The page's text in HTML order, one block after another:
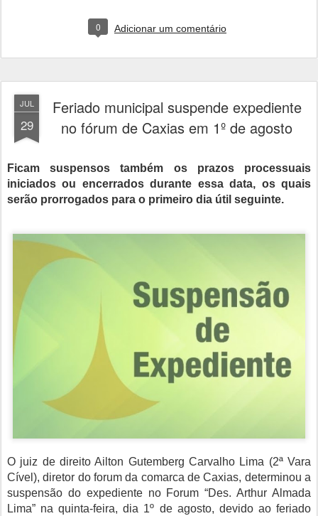
0 Adicionar um comentário
JUL
29
Feriado municipal suspende expediente
no fórum de Caxias em 1º de agosto
Ficam suspensos também os prazos processuais
iniciados ou encerrados durante essa data, os quais
serão prorrogados para o primeiro dia útil seguinte.
O juiz de direito Ailton Gutemberg Carvalho Lima (2ª Vara
Cível), diretor do forum da comarca de Caxias, determinou a
suspensão do expediente no Forum “Des. Arthur Almada
Lima” na quinta-feira, dia 1º de agosto, devido ao feriado